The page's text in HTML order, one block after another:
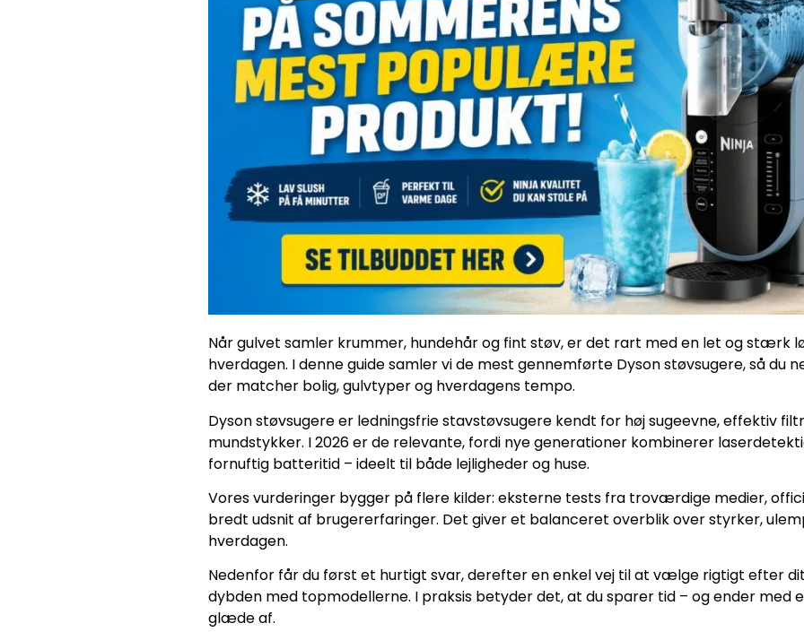
Når gulvet samler krummer, hundehår og fint støv, er det rart med en let og stærk
hverdagen. I denne guide samler vi de mest gennemførte Dyson støvsugere, så du
der matcher bolig, gulvtyper og hverdagens tempo.
Dyson støvsugere er ledningsfrie stavstøvsugere kendt for høj sugeevne, effektiv
mundstykker. I 2026 er de relevante, fordi nye generationer kombinerer
fornuftig batteritid – ideelt til både lejligheder og huse.
Vores vurderinger bygger på flere kilder: eksterne tests fra troværdige medier,
bredt udsnit af brugererfaringer. Det giver et balanceret overblik over styrker,
hverdagen.
Nedenfor får du først et hurtigt svar, derefter en enkel vej til at vælge rigtigt efter
dybden med topmodellerne. I praksis betyder det, at du sparer tid – og ender med
glæde af.